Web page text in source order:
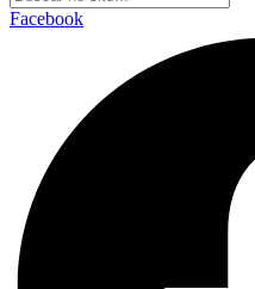
Facebook